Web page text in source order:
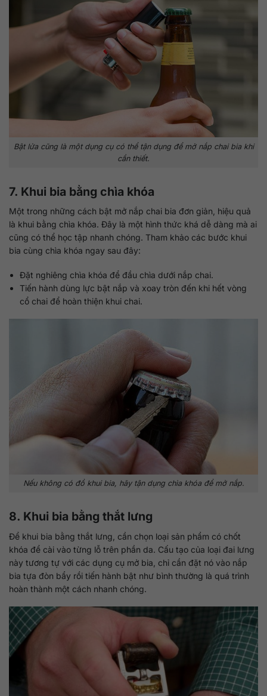
Bật lửa cũng là một dụng cụ có thể tận dụng để mở nắp chai bia khi
cần thiết.
7. Khui bia bằng chìa khóa
Một trong những cách bật mở nắp chai bia đơn giản, hiệu quả
là khui bằng chìa khóa. Đây là một hình thức khá dễ dàng mà ai
cũng có thể học tập nhanh chóng. Tham khảo các bước khui
bia cùng chìa khóa ngay sau đây:
Đặt nghiêng chìa khóa để đầu chìa dưới nắp chai.
Tiến hành dùng lực bật nắp và xoay tròn đến khi hết vòng
cổ chai để hoàn thiện khui chai.
Nếu không có đồ khui bia, hãy tận dụng chìa khóa để mở nắp.
8. Khui bia bằng thắt lưng
Để khui bia bằng thắt lưng, cần chọn loại sản phẩm có chốt
khóa để cài vào từng lỗ trên phần da. Cấu tạo của loại đai lưng
này tương tự với các dụng cụ mở bia, chỉ cần đặt nó vào nắp
bia tựa đòn bẩy rồi tiến hành bật như bình thường là quá trình
hoàn thành một cách nhanh chóng.